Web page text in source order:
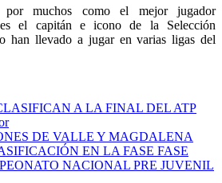
por muchos como el mejor jugador
el capitán e icono de la Selección
han llevado a jugar en varias ligas del
A LA FINAL DEL ATP
DE VALLE Y MAGDALENA
EN LA FASE FASE
NACIONAL PRE JUVENIL